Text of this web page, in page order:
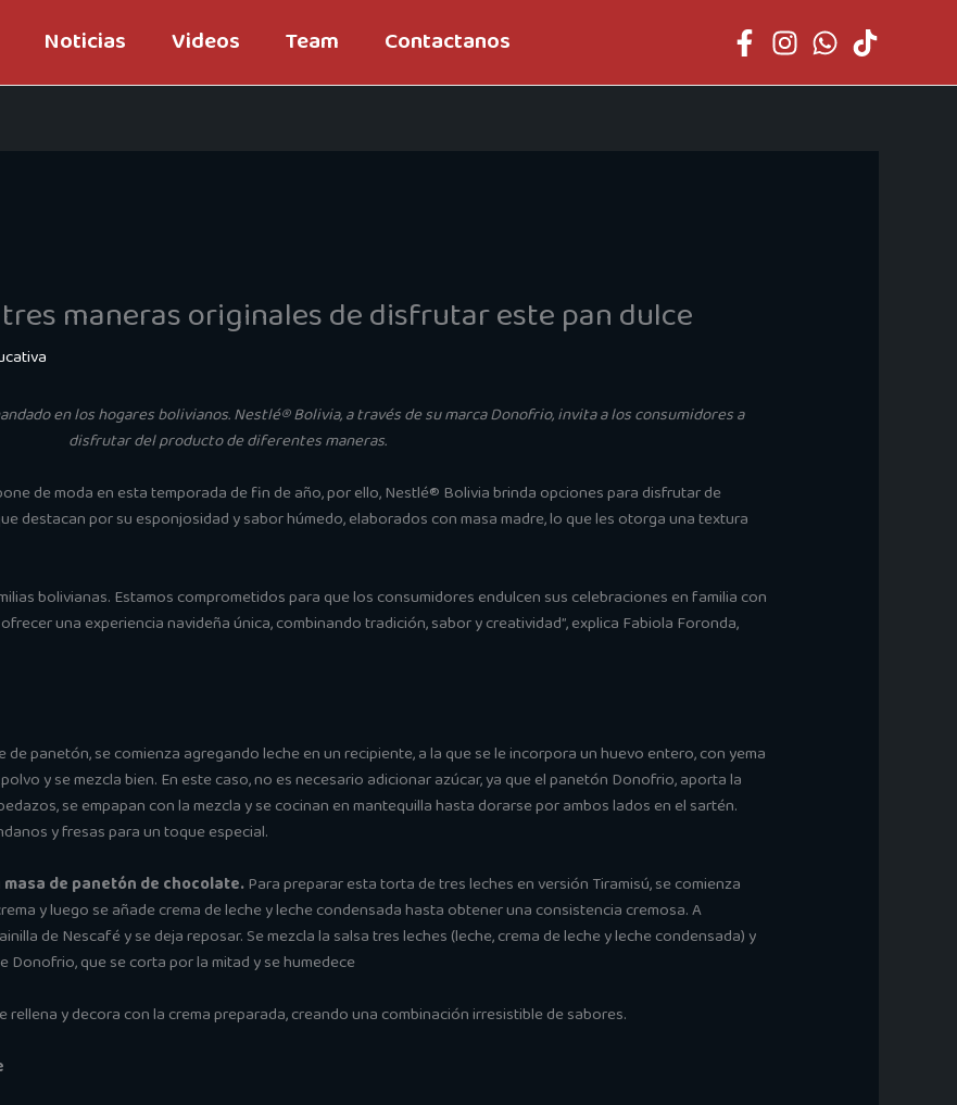
Noticias Videos Team Contactanos
maneras originales de disfrutar este pan dulce
en los hogares bolivianos. Nestlé® Bolivia, a través de su marca Donofrio, invita a los consumidores a
disfrutar del producto de diferentes maneras.
de moda en esta temporada de fin de año, por ello, Nestlé® Bolivia brinda opciones para disfrutar de
destacan por su esponjosidad y sabor húmedo, elaborados con masa madre, lo que les otorga una textura
bolivianas. Estamos comprometidos para que los consumidores endulcen sus celebraciones en familia con
una experiencia navideña única, combinando tradición, sabor y creatividad”, explica Fabiola Foronda,
panetón, se comienza agregando leche en un recipiente, a la que se le incorpora un huevo entero, con yema
y se mezcla bien. En este caso, no es necesario adicionar azúcar, ya que el panetón Donofrio, aporta la
se empapan con la mezcla y se cocinan en mantequilla hasta dorarse por ambos lados en el sartén.
y fresas para un toque especial.
de panetón de chocolate.Para preparar esta torta de tres leches en versión Tiramisú, se comienza
y luego se añade crema de leche y leche condensada hasta obtener una consistencia cremosa. A
de Nescafé y se deja reposar. Se mezcla la salsa tres leches (leche, crema de leche y leche condensada) y
Donofrio, que se corta por la mitad y se humedece
rellena y decora con la crema preparada, creando una combinación irresistible de sabores.